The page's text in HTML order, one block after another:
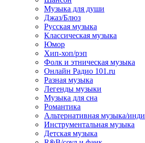
Музыка для души
Джаз/Блюз
Русская музыка
Классическая музыка
Юмор
Хип-хоп/рэп
Фолк и этническая музыка
Онлайн Радио 101.ru
Разная музыка
Легенды музыки
Музыка для сна
Романтика
Альтернативная музыка/инди
Инструментальная музыка
Детская музыка